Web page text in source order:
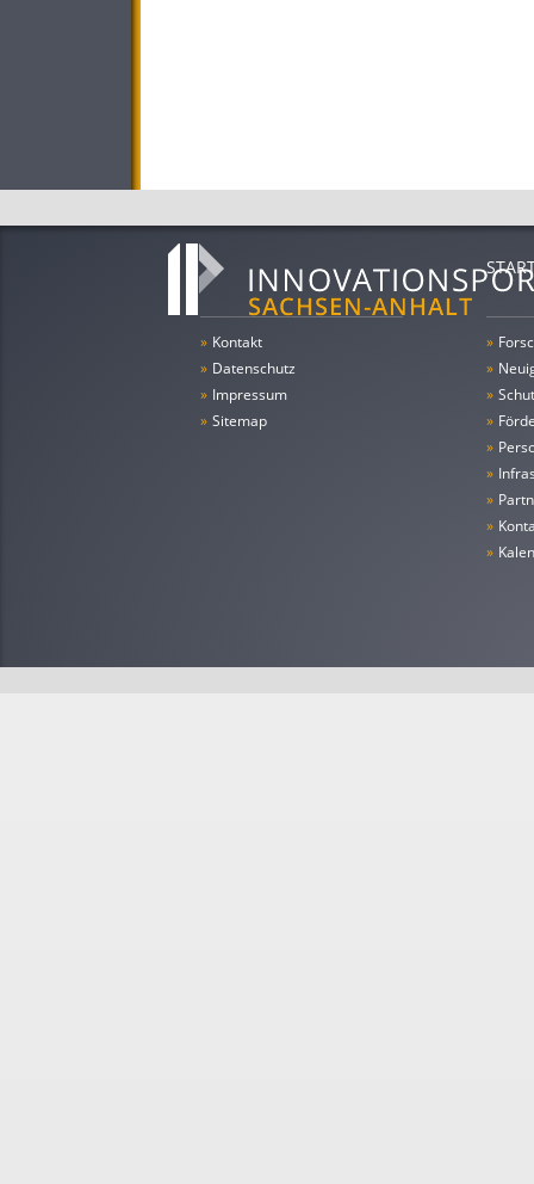
» Kontakt
» Datenschutz
» Impressum
» Sitemap
»
»
»
»
»
»
»
»
»